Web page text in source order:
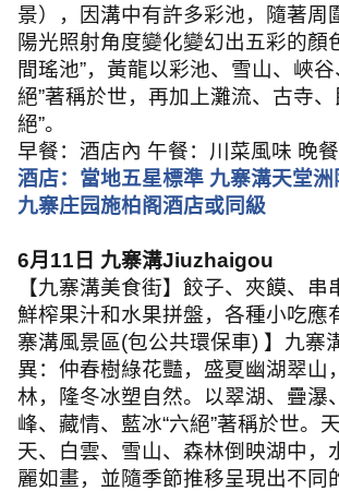
景），因溝中有許多彩池，隨著周
陽光照射角度變化變幻出五彩的顏
間瑤池”，黃龍以彩池、雪山、峽
絕”著稱於世，再加上灘流、古寺
絕”。
早餐：酒店內 午餐：川菜風味 晚
酒店：當地五星標準 九寨溝天堂
九寨庄园施柏阁酒店或同級
6月 11 日 九寨溝Jiuzhaigou
【九寨溝美食街】餃子、夾饃、串
鮮榨果汁和水果拼盤，各種小吃應
寨溝風景區(包公共環保車) 】九寨
異：仲春樹綠花豔，盛夏幽湖翠山
林，隆冬冰塑自然。以翠湖、疊瀑
峰、藏情、藍冰“六絕”著稱於世。
天、白雲、雪山、森林倒映湖中，
麗如畫，並隨季節推移呈現出不同